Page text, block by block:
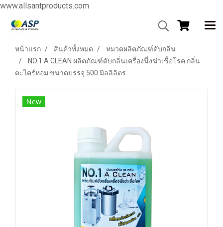
www.allsantproducts.com
หน้าแรก สินค้าทั้งหมด
หมวดผลิตภัณฑ์ดับกลิ่น
NO.1 A CLEAN ผลิตภัณฑ์ดับกลิ่นเครื่องนึ่งฆ่าเชื้อโรค กลิ่น
ตะไคร้หอม ขนาดบรรจุ 500 มิลลิลิตร
New